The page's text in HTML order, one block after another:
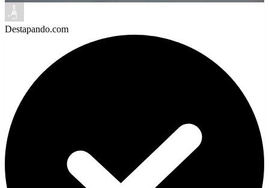
Destapando.com